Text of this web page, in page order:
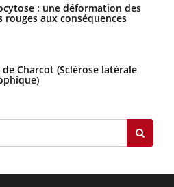
: une déformation des
rouges aux conséquences
Charcot (Sclérose latérale